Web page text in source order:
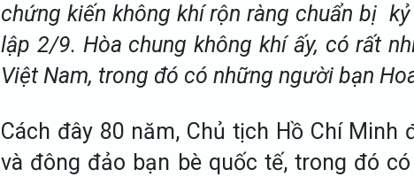
chứng kiến không khí rộn ràng chuẩn bị
lập 2/9. Hòa chung không khí ấy, có rất
Việt Nam, trong đó có những người bạn
Cách đây 80 năm, Chủ tịch Hồ Chí Minh
và đông đảo bạn bè quốc tế, trong đó